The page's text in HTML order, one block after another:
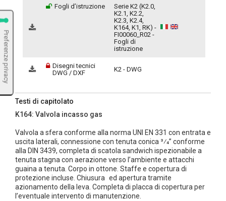
Fogli d’istruzione
Serie K2 (K2.0,
K2.1, K2.2,
K2.3, K2.4,
K164, K1, RK) -
FI00060_R02 -
Fogli di
istruzione
Disegni tecnici
DWG / DXF
K2 - DWG
Testi di capitolato
K164: Valvola incasso gas
Valvola a sfera conforme alla norma UNI EN 331 con entrata e
uscita laterali, connessione con tenuta conica 3⁄4” conforme
alla DIN 3439, completa di scatola sandwich ispezionabile a
tenuta stagna con aerazione verso l’ambiente e attacchi
guaina a tenuta. Corpo in ottone. Staffe e copertura di
protezione incluse. Chiusura ed apertura tramite
azionamento della leva. Completa di placca di copertura per
l’eventuale intervento di manutenzione.